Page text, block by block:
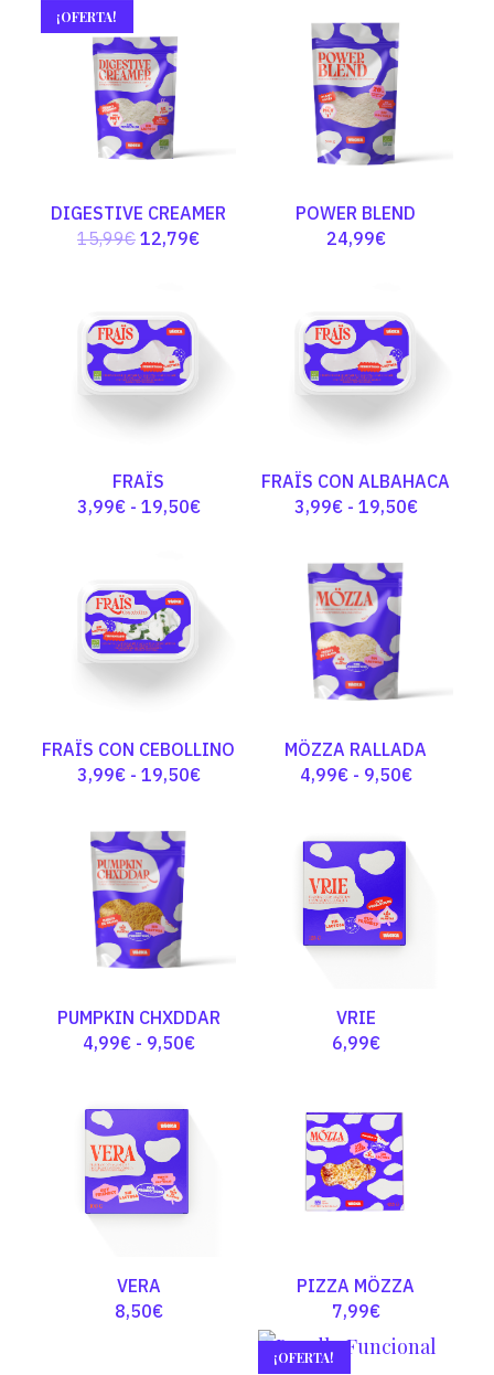
¡OFERTA!
DIGESTIVE CREAMER
15,99€ El
era:
15,99€.
12,79€El
es:
POWER BLEND
24,99€
FRAÏS
3,99€ - 19,50€Rango
desde
FRAÏS CON ALBAHACA
3,99€ - 19,50€Rango
19,50€
FRAÏS CON CEBOLLINO
3,99€ - 19,50€Rango
19,50€
MÖZZA RALLADA
4,99€ - 9,50€Rango
PUMPKIN CHXDDAR
4,99€ - 9,50€Rango
VRIE
6,99€
VERA
8,50€
PIZZA MÖZZA
7,99€
¡OFERTA!